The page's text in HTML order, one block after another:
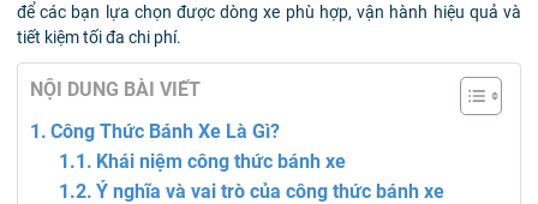
để các bạn lựa chọn được dòng xe phù hợp, vận hành hiệu quả và
tiết kiệm tối đa chi phí.
NỘI DUNG BÀI VIẾT
Công Thức Bánh Xe Là Gì?
Khái niệm công thức bánh xe
Ý nghĩa và vai trò của công thức bánh xe